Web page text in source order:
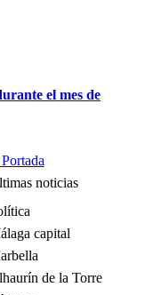
el mes de
noticias
capital
de la Torre